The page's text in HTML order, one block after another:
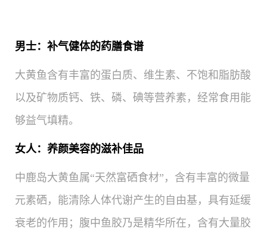
男士：补气健体的药膳食谱
大黄鱼含有丰富的蛋白质、维生素、不饱和脂肪酸
以及矿物质钙、铁、磷、碘等营养素，经常食用能
够益气填精。
女人：养颜美容的滋补佳品
中鹿岛大黄鱼属“天然富硒食材”，含有丰富的微量
元素硒，能清除人体代谢产生的自由基，具有延缓
衰老的作用；腹中鱼胶乃是精华所在，含有大量胶